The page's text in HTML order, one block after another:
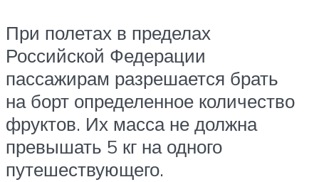
При полетах в пределах
Российской Федерации
пассажирам разрешается брать
на борт определенное количество
фруктов. Их масса не должна
превышать 5 кг на одного
путешествующего.